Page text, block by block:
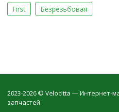
First Безрезьбовая
2023-2026 © Velocitta — Интернет-
запчастей